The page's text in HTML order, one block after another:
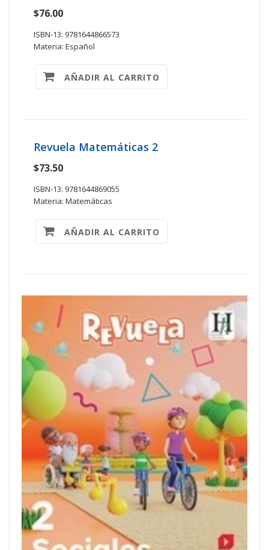
$76.00
ISBN-13: 9781644866573
Materia: Español
AÑADIR AL CARRITO
Revuela Matemáticas 2
$73.50
ISBN-13: 9781644869055
Materia: Matemáticas
AÑADIR AL CARRITO